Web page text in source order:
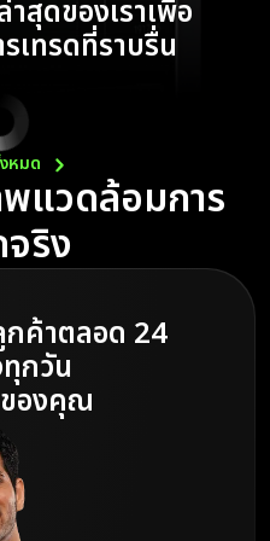
สุดของเราเพื่อ
เทรดที่ราบรื่น
หมด
พแวดล้อมการ
ริง
กค้าตลอด 24
กวัน
องคุณ